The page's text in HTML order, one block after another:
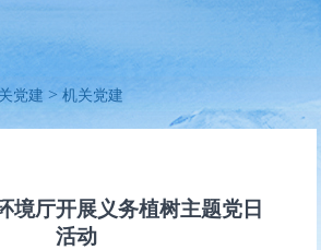
党建 >机关党建
境厅开展义务植树主题党日
活动